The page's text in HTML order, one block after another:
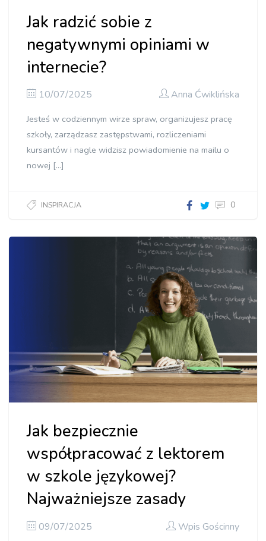
Jak radzić sobie z
negatywnymi opiniami w
internecie?
10/07/2025 Anna Ćwiklińska
Jesteś w codziennym wirze spraw, organizujesz pracę
szkoły, zarządzasz zastępstwami, rozliczeniami
kursantów i nagle widzisz powiadomienie na mailu o
nowej […]
INSPIRACJA 0
Jak bezpiecznie
współpracować z lektorem
w szkole językowej?
Najważniejsze zasady
09/07/2025 Wpis Gościnny